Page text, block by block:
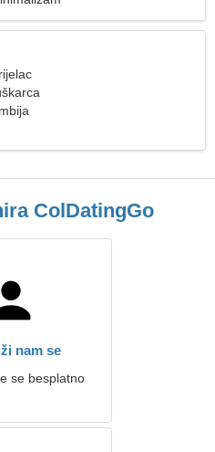
ColDatingGo
nam se
se besplatno